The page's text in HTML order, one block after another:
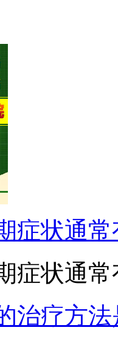
症状通常
症状通
治疗方法